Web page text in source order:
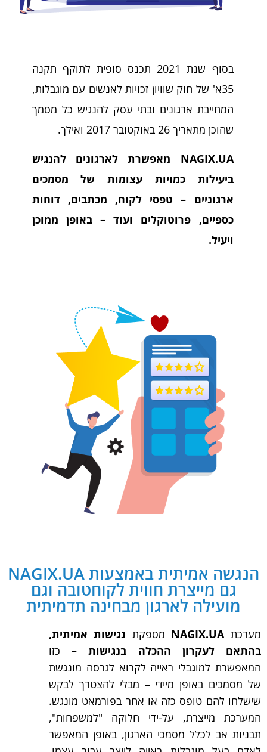
בסוף שנת 2021 תכנס סופית לתוקף תקנה
35א' של חוק שוויון זכויות לאנשים עם מוגבלות,
המחייבת ארגונים ובתי עסק להנגיש כל מסמך
שהוכן מתאריך 26 באוקטובר 2017 ואילך.
NAGIX.UA מאפשרת לארגונים להנגיש
ביעילות כמויות עצומות של מסמכים
ארגוניים – טפסי לקוח, מכתבים, דוחות
כספיים, פרוטוקלים ועוד – באופן ממוכן
ויעיל.
הנגשה אמיתית באמצעות NAGIX.UA
גם מייצרת חווית לקוחטובה וגם
מועילה לארגון מבחינה תדמיתית
מערכתNAGIX.UA מספקת נגישות אמיתית,
בהתאם לעקרון ההכלה בנגישות – כזו
המאפשרת למוגבלי ראייה לקרוא לגרסה מונגשת
של מסמכים באופן מיידי – מבלי להצטרך לבקש
שישלחו להם טופס כזה או אחר בפורמאט מונגש.
המערכת מייצרת, על-ידי חלוקה "למשפחות",
תבניות אב לכלל מסמכי הארגון, באופן המאפשר